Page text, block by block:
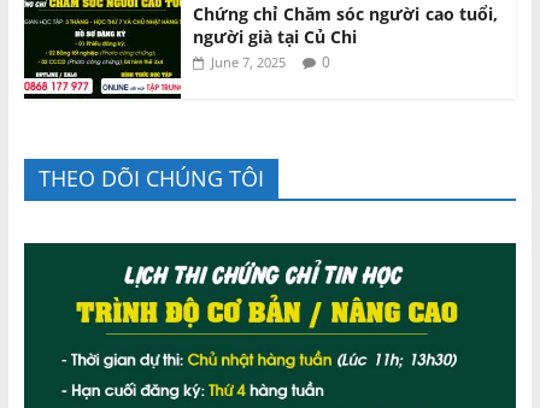
Chứng chỉ Chăm sóc người cao tuổi,
người già tại Củ Chi
June 7, 2025 0
THEO DÕI CHÚNG TÔI